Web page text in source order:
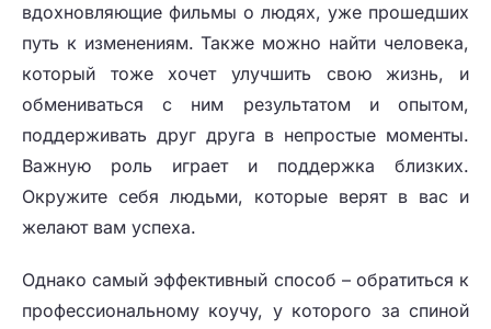
вдохновляющие фильмы о людях, уже прошедших
путь к изменениям. Также можно найти человека,
который тоже хочет улучшить свою жизнь, и
обмениваться с ним результатом и опытом,
поддерживать друг друга в непростые моменты.
Важную роль играет и поддержка близких.
Окружите себя людьми, которые верят в вас и
желают вам успеха.
Однако самый эффективный способ – обратиться к
профессиональному коучу, у которого за спиной